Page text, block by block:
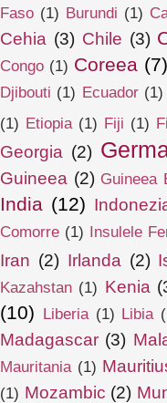
Faso (1) Burundi (1)
Cehia (3) Chile (3)
Congo (1) Coreea
Djibouti (1) Ecuador (1)
(1) Etiopia (1) Fiji (1)
Georgia (2)
Guineea (2) Guineea
India (12)
Comorre (1) Insulele
Iran (2) Irlanda (2)
Kazahstan (1) Kenia
(10) Liberia (1) Libia
Madagascar (3)
Mauritania (1)
(1) Mozambic (2)